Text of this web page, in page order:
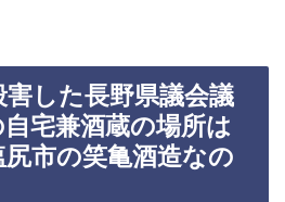
した長野県議会議
宅兼酒蔵の場所は
市の笑亀酒造なの